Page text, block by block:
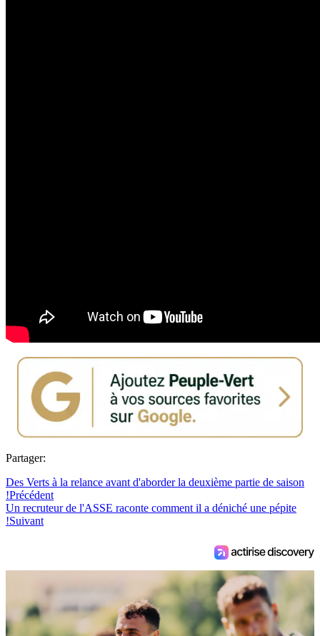
Partager:
Des Verts à la relance avant d'aborder la deuxième partie de saison
!Précédent
Un recruteur de l'ASSE raconte comment il a déniché une pépite
!Suivant